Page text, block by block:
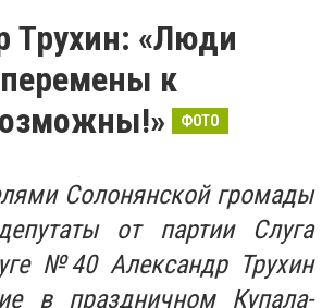
Трухин: «Люди
перемены к
ФОТО
Солонянской громады
от партии Слуга
№40 Александр Трухин
в праздничном Купала-